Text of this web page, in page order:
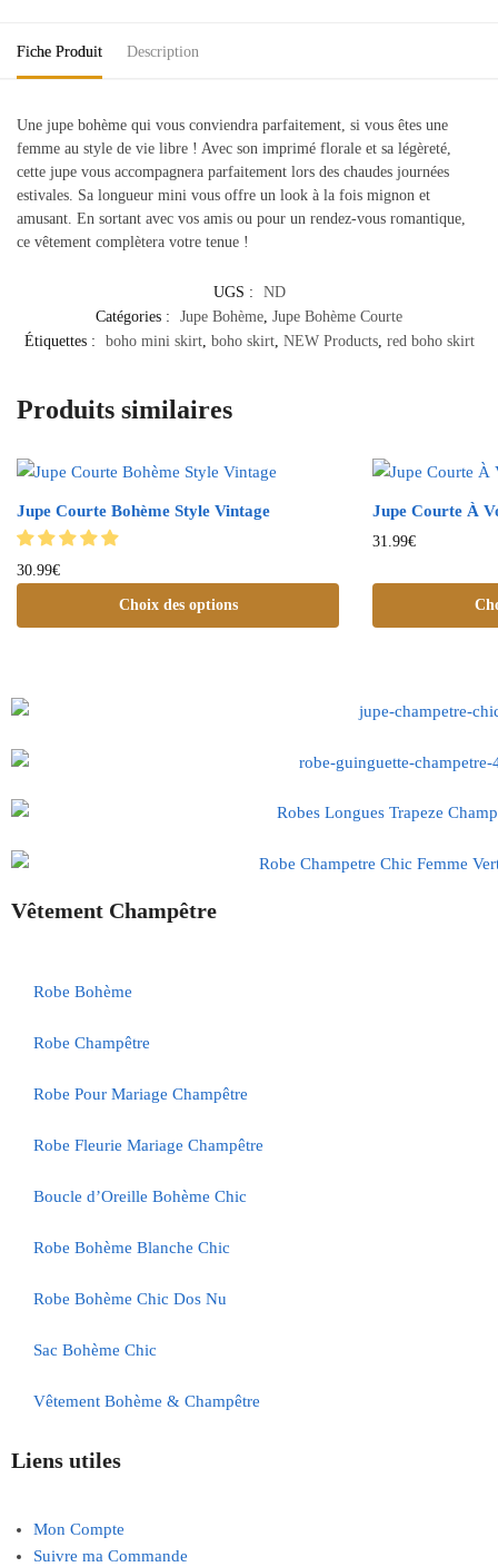
Fiche Produit Description
Une jupe bohème qui vous conviendra parfaitement, si vous êtes une
femme au style de vie libre ! Avec son imprimé florale et sa légèreté,
cette jupe vous accompagnera parfaitement lors des chaudes journées
estivales. Sa longueur mini vous offre un look à la fois mignon et
amusant. En sortant avec vos amis ou pour un rendez-vous romantique,
ce vêtement complètera votre tenue !
UGS :
ND
Catégories :
Jupe Bohème, Jupe Bohème Courte
Étiquettes :
boho mini skirt, boho skirt, NEW Products, red boho skirt
Produits similaires
Jupe Courte Bohème Style Vintage
30.99€
Choix des options
Jupe Courte À
31.99€
Vêtement Champêtre
Robe Bohème
Robe Champêtre
Robe Pour Mariage Champêtre
Robe Fleurie Mariage Champêtre
Boucle d’Oreille Bohème Chic
Robe Bohème Blanche Chic
Robe Bohème Chic Dos Nu
Sac Bohème Chic
Vêtement Bohème & Champêtre
Liens utiles
Mon Compte
Suivre ma Commande